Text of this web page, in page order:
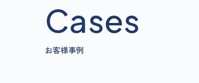
お客様事例
Cases